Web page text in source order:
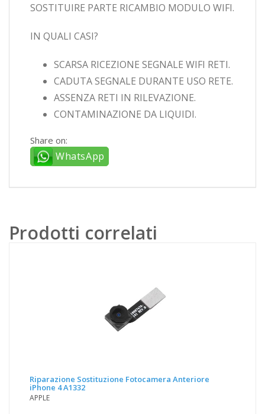
SOSTITUIRE PARTE RICAMBIO MODULO WIFI.
IN QUALI CASI?
SCARSA RICEZIONE SEGNALE WIFI RETI.
CADUTA SEGNALE DURANTE USO RETE.
ASSENZA RETI IN RILEVAZIONE.
CONTAMINAZIONE DA LIQUIDI.
Share on:
WhatsApp
Prodotti correlati
Riparazione Sostituzione Fotocamera Anteriore
iPhone 4 A1332
APPLE